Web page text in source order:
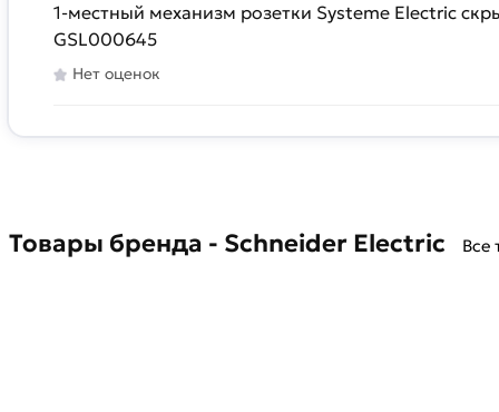
1-местный механизм розетки Systeme Electric
GSL000645
Нет оценок
Товары бренда - Schneider Electric Все